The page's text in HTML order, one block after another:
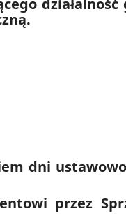
działalność
dni
przez